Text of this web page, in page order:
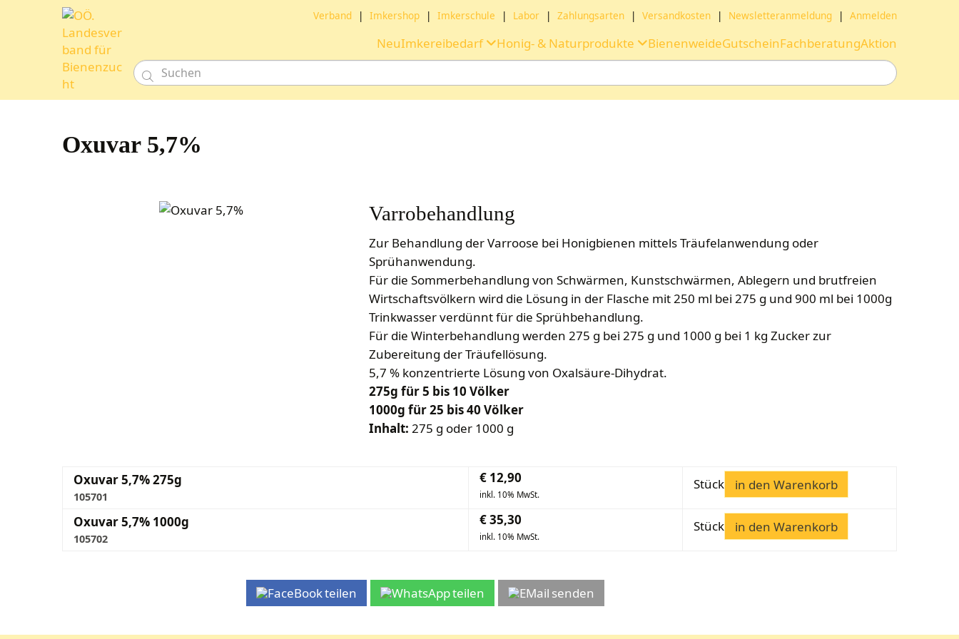
Verband | Imkershop | Imkerschule | Labor | Zahlungsarten | Versandkosten | Newsletteranmeldung | Anmelden
NeuImkereibedarf Honig- & Naturprodukte BienenweideGutscheinFachberatungAktion

Oxuvar 5,7%
Varrobehandlung
Zur Behandlung der Varroose bei Honigbienen mittels Träufelanwendung oder
Sprühanwendung.
Für die Sommerbehandlung von Schwärmen, Kunstschwärmen, Ablegern und brutfreien
Wirtschaftsvölkern wird die Lösung in der Flasche mit 250 ml bei 275 g und 900 ml bei 1000g
Trinkwasser verdünnt für die Sprühbehandlung.
Für die Winterbehandlung werden 275 g bei 275 g und 1000 g bei 1 kg Zucker zur
Zubereitung der Träufellösung.
5,7 % konzentrierte Lösung von Oxalsäure-Dihydrat.
275g für 5 bis 10 Völker
1000g für 25 bis 40 Völker
Inhalt: 275 g oder 1000 g
Oxuvar 5,7% 275g
105701
€ 12,90
inkl. 10% MwSt.
Stück in den Warenkorb
Oxuvar 5,7% 1000g
105702
€35,30
inkl. 10% MwSt.
Stück in den Warenkorb
teilen teilen senden